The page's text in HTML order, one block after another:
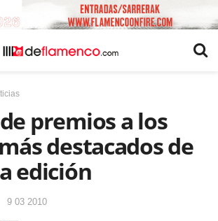
premios a los
destacados de
edición
9 03 2010